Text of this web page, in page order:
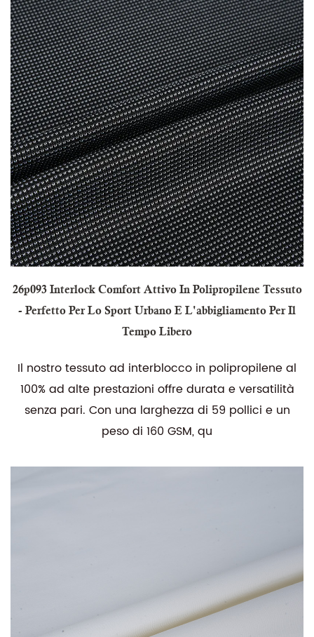
26p093 Interlock Comfort Attivo In Polipropilene Tessuto
- Perfetto Per Lo Sport Urbano E L'abbigliamento Per Il
Tempo Libero
Il nostro tessuto ad interblocco in polipropilene al
100% ad alte prestazioni offre durata e versatilità
senza pari. Con una larghezza di 59 pollici e un
peso di 160 GSM, qu